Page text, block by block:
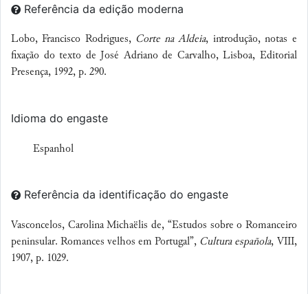
Referência da edição moderna
Lobo, Francisco Rodrigues, Corte na Aldeia, introdução, notas e
fixação do texto de José Adriano de Carvalho, Lisboa, Editorial
Presença, 1992, p. 290.
Idioma do engaste
Espanhol
Referência da identificação do engaste
Vasconcelos, Carolina Michaëlis de, “Estudos sobre o Romanceiro
peninsular. Romances velhos em Portugal”, Cultura española, VIII,
1907, p. 1029.